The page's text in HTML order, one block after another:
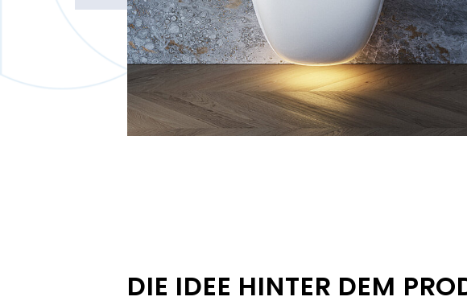
DIE IDEE HINTER DEM